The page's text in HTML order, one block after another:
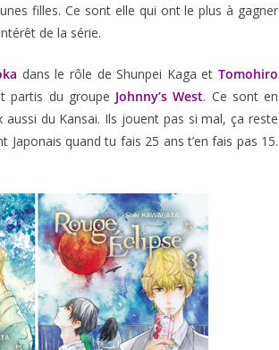
filles. Ce sont elle qui ont le plus à gagner
de la série.
dans le rôle de Shunpei Kaga etTomohiro
partis du groupe Johnny’s West. Ce sont en
du Kansai. Ils jouent pas si mal, ça reste
quand tu fais 25 ans t’en fais pas 15.